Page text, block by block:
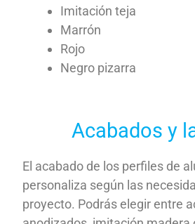
Imitación teja
Marrón
Rojo
Negro pizarra
Acabados y
El acabado de los perfiles de
personaliza según las
proyecto. Podrás elegir entre